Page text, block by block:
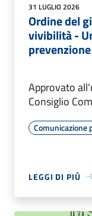
31 LUGLIO 2026
Ordine del
vivibilità -
Approvato
Consiglio
Comunicazione
LEGGI DI PIÙ